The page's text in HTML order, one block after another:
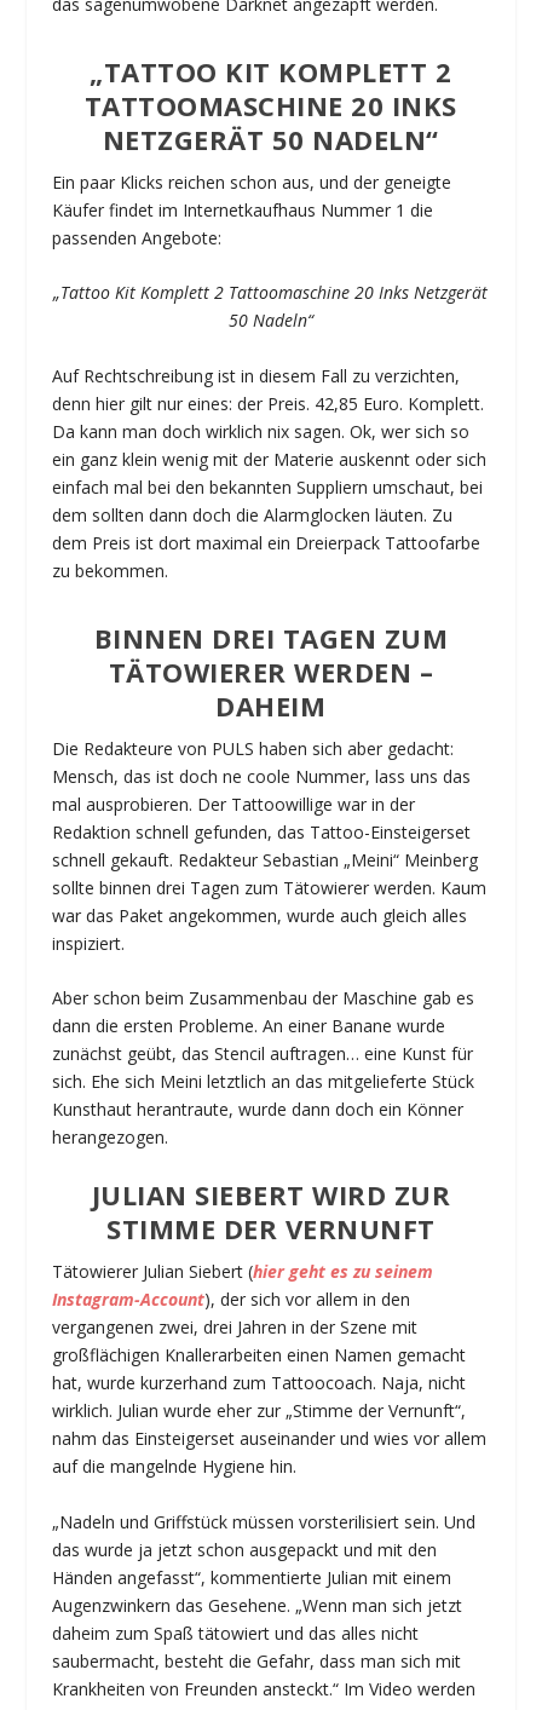
„TATTOO KIT KOMPLETT 2
TATTOOMASCHINE 20 INKS
NETZGERÄT 50 NADELN“
Ein paar Klicks reichen schon aus, und der geneigte
Käufer findet im Internetkaufhaus Nummer 1 die
passenden Angebote:
„Tattoo Kit Komplett 2 Tattoomaschine 20 Inks Netzgerät
50 Nadeln“
Auf Rechtschreibung ist in diesem Fall zu verzichten,
denn hier gilt nur eines: der Preis. 42,85 Euro. Komplett.
Da kann man doch wirklich nix sagen. Ok, wer sich so
ein ganz klein wenig mit der Materie auskennt oder sich
einfach mal bei den bekannten Suppliern umschaut, bei
dem sollten dann doch die Alarmglocken läuten. Zu
dem Preis ist dort maximal ein Dreierpack Tattoofarbe
zu bekommen.
BINNEN DREI TAGEN ZUM
TÄTOWIERER WERDEN –
DAHEIM
Die Redakteure von PULS haben sich aber gedacht:
Mensch, das ist doch ne coole Nummer, lass uns das
mal ausprobieren. Der Tattoowillige war in der
Redaktion schnell gefunden, das Tattoo-Einsteigerset
schnell gekauft. Redakteur Sebastian „Meini“ Meinberg
sollte binnen drei Tagen zum Tätowierer werden. Kaum
war das Paket angekommen, wurde auch gleich alles
inspiziert.
Aber schon beim Zusammenbau der Maschine gab es
dann die ersten Probleme. An einer Banane wurde
zunächst geübt, das Stencil auftragen… eine Kunst für
sich. Ehe sich Meini letztlich an das mitgelieferte Stück
Kunsthaut herantraute, wurde dann doch ein Könner
herangezogen.
JULIAN SIEBERT WIRD ZUR
STIMME DER VERNUNFT
Tätowierer Julian Siebert (hier geht es zu seinem
Instagram-Account), der sich vor allem in den
vergangenen zwei, drei Jahren in der Szene mit
großflächigen Knallerarbeiten einen Namen gemacht
hat, wurde kurzerhand zum Tattoocoach. Naja, nicht
wirklich. Julian wurde eher zur „Stimme der Vernunft“,
nahm das Einsteigerset auseinander und wies vor allem
auf die mangelnde Hygiene hin.
„Nadeln und Griffstück müssen vorsterilisiert sein. Und
das wurde ja jetzt schon ausgepackt und mit den
Händen angefasst“, kommentierte Julian mit einem
Augenzwinkern das Gesehene. „Wenn man sich jetzt
daheim zum Spaß tätowiert und das alles nicht
saubermacht, besteht die Gefahr, dass man sich mit
Krankheiten von Freunden ansteckt.“ Im Video werden